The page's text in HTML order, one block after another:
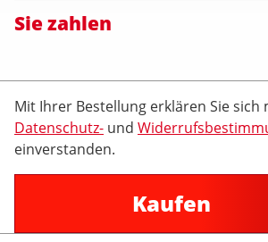
Sie zahlen
Mit Ihrer Bestellung erklären Sie sich
Datenschutz- und
einverstanden.
Kaufen